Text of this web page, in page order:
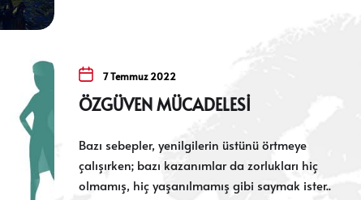
7 Temmuz 2022
ÖZGÜVEN MÜCADELESİ
Bazı sebepler, yenilgilerin üstünü örtmeye
çalışırken; bazı kazanımlar da zorlukları hiç
olmamış, hiç yaşanılmamış gibi saymak ister..